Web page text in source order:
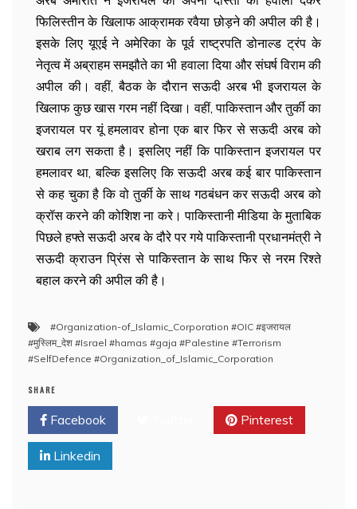
फिलिस्तीन के खिलाफ आक्रामक रवैया छोड़ने की अपील की है।
इसके लिए यूएई ने अमेरिका के पूर्व राष्ट्रपति डोनाल्ड ट्रंप के
नेतृत्व में अब्राहम समझौते का भी हवाला दिया और संघर्ष विराम की
अपील की। वहीं, बैठक के दौरान सऊदी अरब भी इजरायल के
खिलाफ कुछ खास गरम नहीं दिखा। वहीं, पाकिस्तान और तुर्की का
इजरायल पर यूं हमलावर होना एक बार फिर से सऊदी अरब को
खराब लग सकता है। इसलिए नहीं कि पाकिस्तान इजरायल पर
हमलावर था, बल्कि इसलिए कि सऊदी अरब कई बार पाकिस्तान
से कह चुका है कि वो तुर्की के साथ गठबंधन कर सऊदी अरब को
क्रॉस करने की कोशिश ना करे। पाकिस्तानी मीडिया के मुताबिक
पिछले हफ्ते सऊदी अरब के दौरे पर गये पाकिस्तानी प्रधानमंत्री ने
सऊदी क्राउन प्रिंस से पाकिस्तान के साथ फिर से नरम रिश्ते
बहाल करने की अपील की है।
#Organization-of_Islamic_Corporation #OIC #इजरायल
#मुस्लिम_देश #Israel #hamas #gaja #Palestine #Terrorism
#SelfDefence #Organization_of_Islamic_Corporation
SHARE
Facebook Pinterest
Linkedin